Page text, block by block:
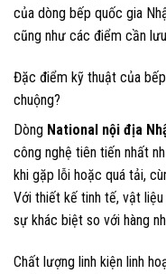
của dòng bếp quốc gia
cũng như các điểm cần
Đặc điểm kỹ thuật của
chuộng?
Dòng National nội địa
công nghệ tiên tiến nhất
khi gặp lỗi hoặc quá tải,
Với thiết kế tinh tế, vật
sự khác biệt so với hàng
Chất lượng linh kiện linh